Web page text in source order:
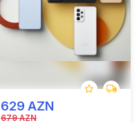
629 AZN
679 AZN